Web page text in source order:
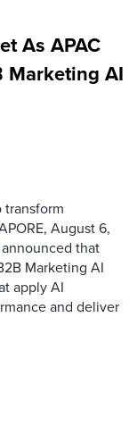
As APAC
Marketing AI
August 6,
that
Marketing AI
apply AI
and deliver